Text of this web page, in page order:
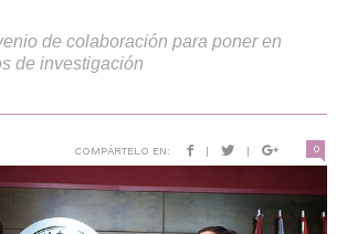
de colaboración para poner en
de investigación
COMPÁRTELO EN: | | 0